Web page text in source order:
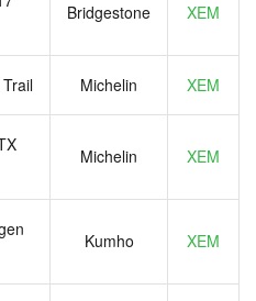
Bridgestone XEM
Michelin XEM
Michelin XEM
Kumho XEM